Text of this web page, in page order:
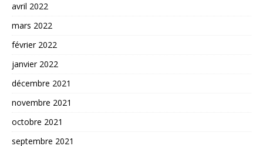
avril 2022
mars 2022
février 2022
janvier 2022
décembre 2021
novembre 2021
octobre 2021
septembre 2021